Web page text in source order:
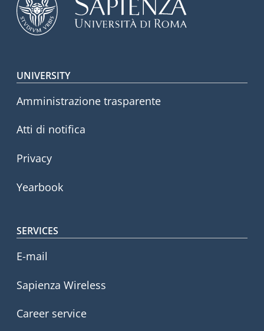
Footer menu
UNIVERSITY
Amministrazione trasparente
Atti di notifica
Privacy
Yearbook
SERVICES
E-mail
Sapienza Wireless
Career service